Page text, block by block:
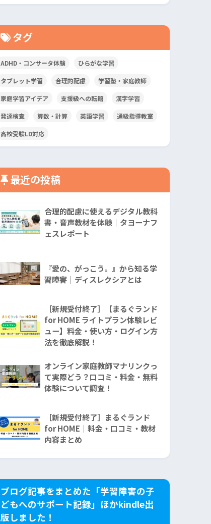
タグ
ADHD・コンサータ体験 ひらがな学習
タブレット学習 合理的配慮 学習塾・家庭教師
家庭学習アイデア 支援級への転籍 漢字学習
発達検査 算数・計算 英語学習 通級指導教室
高校受験LD対応
最近の投稿
合理的配慮に使えるデジタル教科
書・音声教材を体験｜タヨーナフ
ェスレポート
『愛の、がっこう。』から知る学
習障害│ディスレクシアとは
［新規受付終了］【まるぐランド
for HOME ライトプラン体験レビ
ュー】料金・使い方・ログイン方
法を徹底解説！
オンライン家庭教師マナリンクっ
て実際どう？口コミ・料金・無料
体験について調査！
［新規受付終了］まるぐランド
for HOME｜料金・口コミ・教材
内容まとめ
ブログ記事をまとめた「学習障害の子
どもへのサポート記録」ほかkindle出
版しました！